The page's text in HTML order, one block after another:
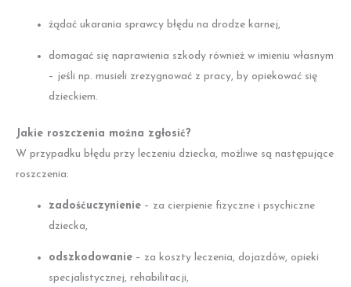
żądać ukarania sprawcy błędu na drodze karnej,
domagać się naprawienia szkody również w imieniu własnym
– jeśli np. musieli zrezygnować z pracy, by opiekować się
dzieckiem.
Jakie roszczenia można zgłosić?
W przypadku błędu przy leczeniu dziecka, możliwe są następujące
roszczenia:
zadośćuczynienie – za cierpienie fizyczne i psychiczne
dziecka,
odszkodowanie – za koszty leczenia, dojazdów, opieki
specjalistycznej, rehabilitacji,